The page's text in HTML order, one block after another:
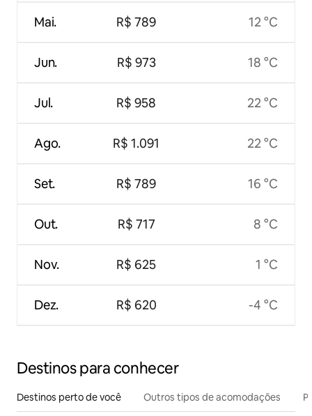
Mai.
Jun.
Jul.
Ago.
Set.
Out.
Nov.
Dez.
R$ 789
R$ 973
R$ 958
R$ 1.091
R$ 789
R$ 717
R$ 625
R$ 620
12 °C
18 °C
22 °C
22 °C
16 °C
8 °C
1 °C
-4 °C
Destinos para conhecer
Destinos perto de você Outros tipos de acomodações